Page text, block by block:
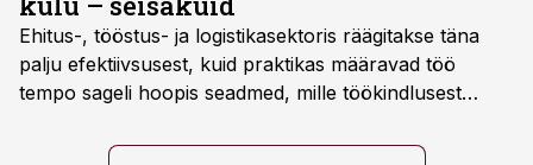
Ehitus-, tööstus- ja logistikasektoris räägitakse täna
palju efektiivsusest, kuid praktikas määravad töö
tempo sageli hoopis seadmed, mille töökindlusest
seisab, töö katkeb või masin ei vasta töötingimustele,